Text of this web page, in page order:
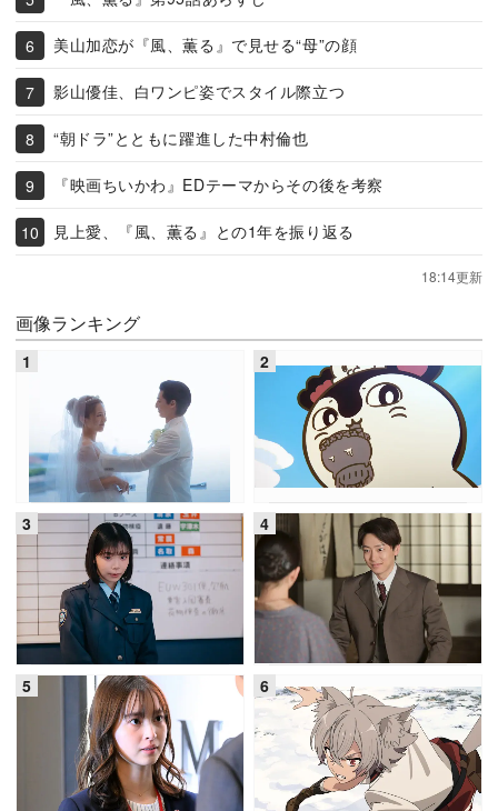
美山加恋が『風、薫る』で見せる“母”の顔
影山優佳、白ワンピ姿でスタイル際立つ
“朝ドラ”とともに躍進した中村倫也
『映画ちいかわ』EDテーマからその後を考察
見上愛、『風、薫る』との1年を振り返る
18:14更新
画像ランキング